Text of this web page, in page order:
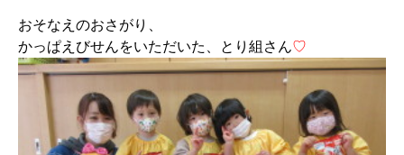
おそなえのおさがり、
かっぱえびせんをいただいた、とり組さん♡